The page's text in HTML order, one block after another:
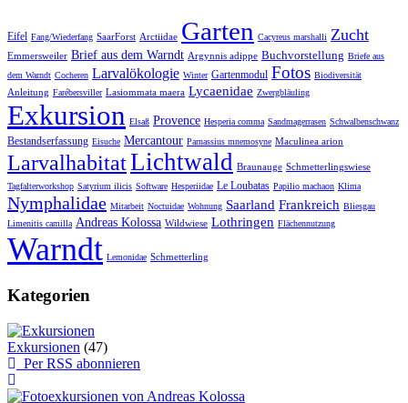
Eifel Fang/Wiederfang SaarForst Arctiidae Garten Cacyreus marshalli Zucht
Emmersweiler Brief aus dem Warndt Argynnis adippe Buchvorstellung Briefe aus
dem Warndt Cocheren Larvalökologie Winter Gartenmodul Fotos Biodiversität
Anleitung Farébersviller Lasiommata maera Lycaenidae Zwergbläuling
Exkursion Elsaß Provence Hesperia comma Sandmagerrasen Schwalbenschwanz
Bestandserfassung Eisuche Mercantour Parnassius mnemosyne Maculinea arion
LarvalhabitatLichtwald Braunauge Schmetterlingswiese
Tagfalterworkshop Satyrium ilicis Software Hesperiidae Le Loubatas Papilio machaon Klima
Nymphalidae Mitarbeit Noctuidae Wohnung Saarland Frankreich Bliesgau
Limenitis camilla Andreas Kolossa Wildwiese Lothringen Flächennutzung
Warndt Lemonidae Schmetterling
Kategorien
Exkursionen (47)
Per RSS abonnieren